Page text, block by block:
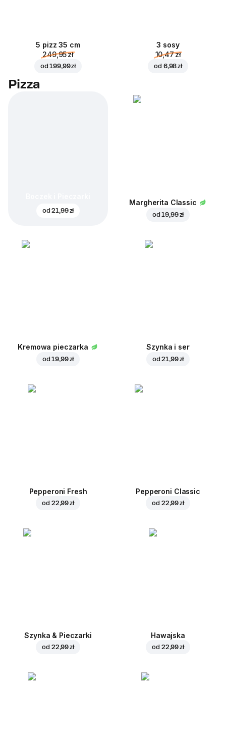
5 pizz 35 cm
249,95 zł
od199,99 zł
3 sosy
10,47 zł
od 6,98 zł
Pizza
od21,99 zł
Margherita Classic
od19,99 zł
Kremowa pieczarka
od19,99 zł
Szynka i ser
od21,99 zł
Pepperoni Fresh
od 22,99 zł
Pepperoni Classic
od 22,99 zł
Szynka & Pieczarki
od 22,99 zł
Hawajska
od 22,99 zł